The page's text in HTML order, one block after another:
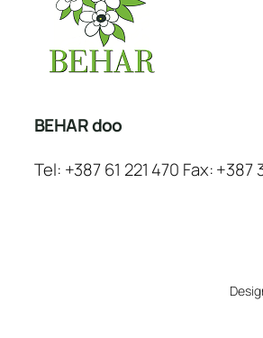
BEHAR doo
Tel: +387 61 221 470 Fax: +387